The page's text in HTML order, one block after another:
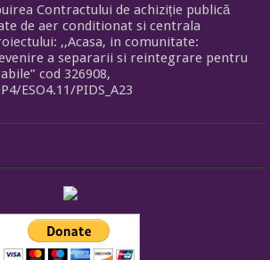
Contractului de achiziție publică
de aer conditionat si centrala
,,Acasa, in comunitate:
a separarii si reintegrare pentru
cod 326908,
ESO4.11/PIDS_A23